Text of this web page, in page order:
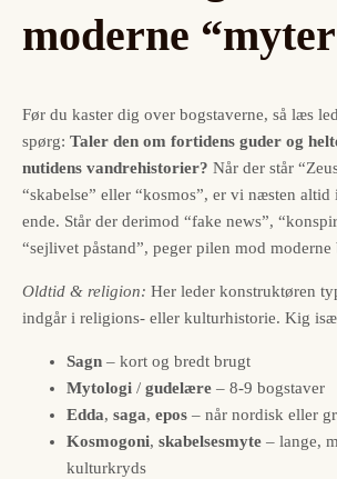
moderne
Før du kaster dig over bogstaverne, så læs
spørg: Taler den om fortidens guder og
nutidens vandrehistorier? Når der står
“skabelse” eller “kosmos”, er vi næsten altid
ende. Står der derimod “fake news”,
“sejlivet påstand”, peger pilen mod
Oldtid & religion: Her leder konstruktøren
indgår i religions- eller kulturhistorie. Kig
Sagn – kort og bredt brugt
Mytologi / gudelære – 8-9 bogstaver
Edda, saga, epos – når nordisk eller
Kosmogoni, skabelsesmyte – lange,
kulturkryds